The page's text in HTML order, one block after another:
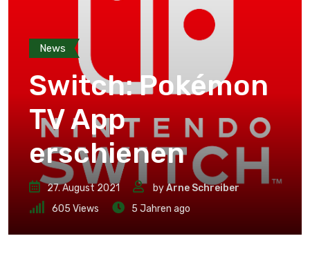
News
Switch: Pokémon
TV App
erschienen
27. August 2021 byArne Schreiber
605 Views 5 Jahren ago